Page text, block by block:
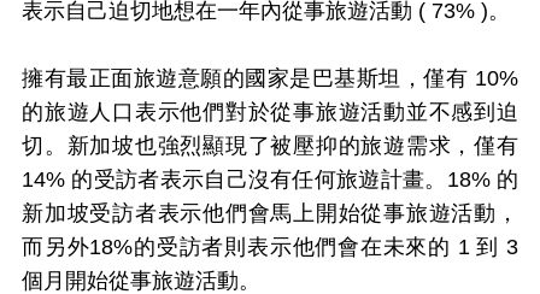
表示自己迫切地想在一年內從事旅遊活動 ( 73% )。
擁有最正面旅遊意願的國家是巴基斯坦，僅有 10%
的旅遊人口表示他們對於從事旅遊活動並不感到迫
切。新加坡也強烈顯現了被壓抑的旅遊需求，僅有
14% 的受訪者表示自己沒有任何旅遊計畫。18% 的
新加坡受訪者表示他們會馬上開始從事旅遊活動，
而另外18%的受訪者則表示他們會在未來的 1 到 3
個月開始從事旅遊活動。